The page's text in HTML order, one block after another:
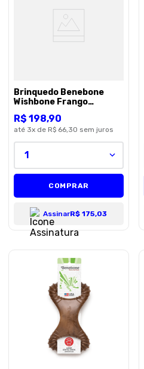
Brinquedo Benebone
Wishbone Frango
R$ 198,90
até 3x de R$ 66,30 sem juros
1
COMPRAR
AssinarR$ 175,03